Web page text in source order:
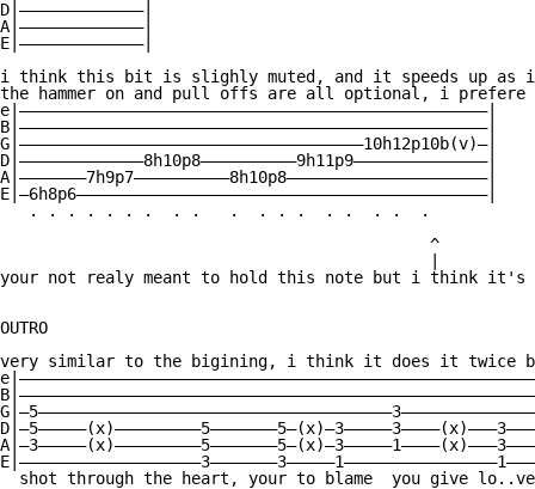
D|—————————————|
A|—————————————|
E|—————————————|
i think this bit is slighly muted, and it speeds up as
the hammer on and pull offs are all optional, i
e|—————————————————————————————————————————————————|
B|—————————————————————————————————————————————————|
G|————————————————————————————————————10h12p10b(v)—|
D|—————————————8h10p8——————————9h11p9——————————————|
A|———————7h9p7——————————8h10p8—————————————————————|
E|—6h8p6———————————————————————————————————————————|
   . . . . . . .  . .   .  . . .  . .  . .  .
                                             ^
your not realy meant to hold this note but i think it's
OUTRO
very similar to the bigining, i think it does it twice
shot through the heart, your to blame  you give